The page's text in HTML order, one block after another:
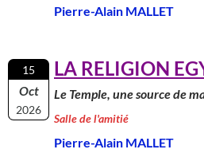
Pierre-Alain MALLET
15
Oct
2026
LA RELIGION
Le Temple, une source de
Salle de l'amitié
Pierre-Alain MALLET